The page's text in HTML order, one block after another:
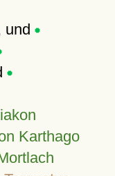
und
Karthago